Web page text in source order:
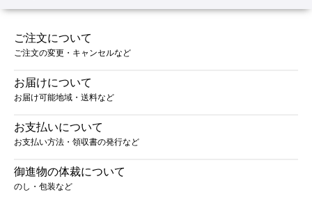
ご注文について
ご注文の変更・キャンセルなど
お届けについて
お届け可能地域・送料など
お支払いについて
お支払い方法・領収書の発行など
御進物の体裁について
のし・包装など